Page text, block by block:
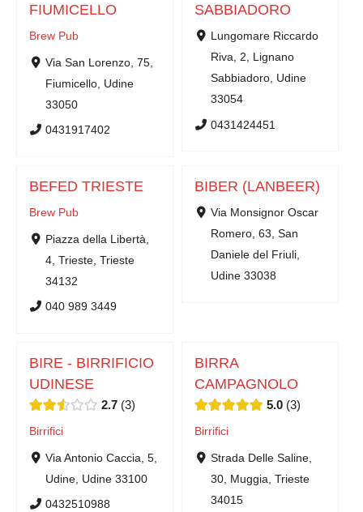
FIUMICELLO
Brew Pub
Via San Lorenzo, 75,
Fiumicello, Udine
33050
0431917402
SABBIADORO
Lungomare Riccardo
Riva, 2, Lignano
Sabbiadoro, Udine
33054
0431424451
BEFED TRIESTE
Brew Pub
Piazza della Libertà,
4, Trieste, Trieste
34132
040 989 3449
BIBER (LANBEER)
Via Monsignor Oscar
Romero, 63, San
Daniele del Friuli,
Udine 33038
BIRE - BIRRIFICIO
UDINESE
2.7 3
Birrifici
Via Antonio Caccia, 5,
Udine, Udine 33100
0432510988
BIRRA
CAMPAGNOLO
5.0 3
Birrifici
Strada Delle Saline,
30, Muggia, Trieste
34015